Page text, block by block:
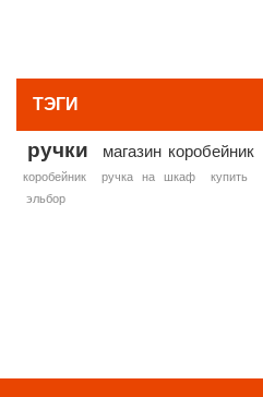
ТЭГИ
ручки магазин коробейник
коробейник
ручка на шкаф купить
эльбор